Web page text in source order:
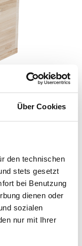
Über Cookies
den technischen
stets gesetzt
bei Benutzung
dienen oder
sozialen
nur mit Ihrer
0 von 5 Sternen
Lieferzeit